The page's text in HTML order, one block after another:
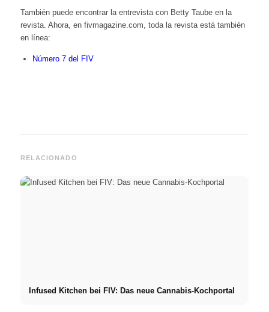
También puede encontrar la entrevista con Betty Taube en la
revista. Ahora, en fivmagazine.com, toda la revista está también
en línea:
Número 7 del FIV
RELACIONADO
Infused Kitchen bei FIV: Das neue Cannabis-Kochportal